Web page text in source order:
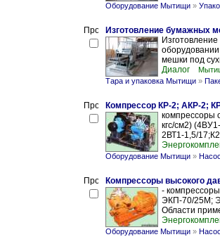
Оборудование Мытищи »
Изготовление бумажных
мешки под
Диалог
Тара и упаковка Мытищи »
Компрессор КР-2; АКР-2;
компрессоры
кгс/см2)
2ВТ1-1,5/
Оборудование Мытищи »
Компрессоры высокого
-
ЭКП-70/25М;
Области
Оборудование Мытищи »